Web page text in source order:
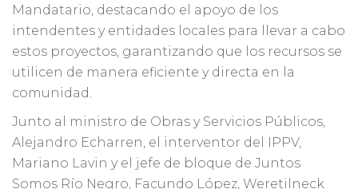
Mandatario, destacando el apoyo de los
intendentes y entidades locales para llevar a cabo
estos proyectos, garantizando que los recursos se
utilicen de manera eficiente y directa en la
comunidad.
Junto al ministro de Obras y Servicios Públicos,
Alejandro Echarren, el interventor del IPPV,
Mariano Lavin y el jefe de bloque de Juntos
Somos Río Negro, Facundo López, Weretilneck